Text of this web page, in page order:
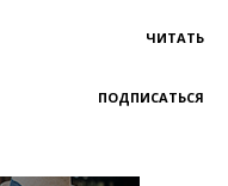
ЧИТАТЬ
ПОДПИСАТЬСЯ